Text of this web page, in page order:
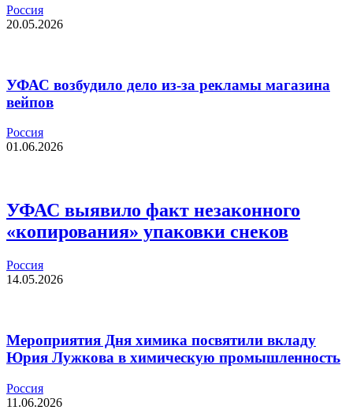
Россия
20.05.2026
УФАС возбудило дело из-за рекламы магазина
вейпов
Россия
01.06.2026
УФАС выявило факт незаконного
«копирования» упаковки снеков
Россия
14.05.2026
Мероприятия Дня химика посвятили вкладу
Юрия Лужкова в химическую промышленность
Россия
11.06.2026